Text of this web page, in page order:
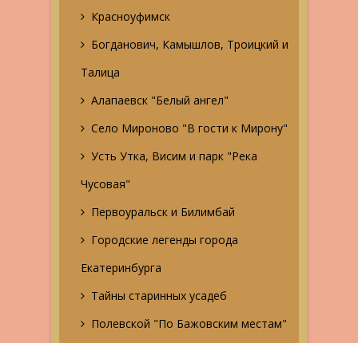
Красноуфимск
Богданович, Камышлов, Троицкий и
Талица
Алапаевск "Белый ангел"
Село Мироново "В гости к Мирону"
Усть Утка, Висим и парк "Река
Чусовая"
Первоуральск и Билимбай
Городские легенды города
Екатеринбурга
Тайны старинных усадеб
Полевской "По Бажовским местам"